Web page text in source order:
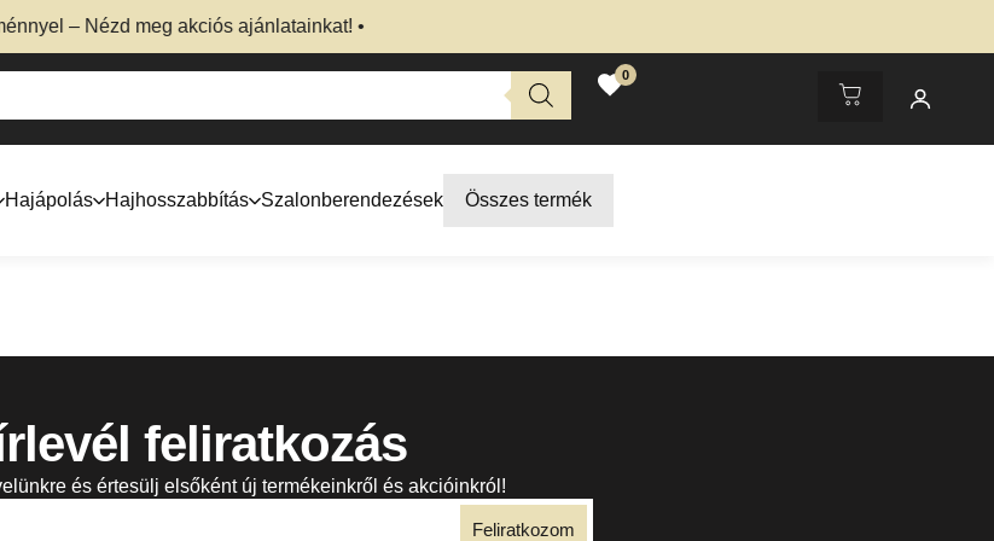
– Nézd meg akciós ajánlatainkat! • ÚJDONSÁG! Professzionális fodrászati termékek most bevezető
0
Hajápolás Hajhosszabbítás Szalonberendezések Összes termék
feliratkozás
és értesülj elsőként új termékeinkről és akcióinkról!
Feliratkozom